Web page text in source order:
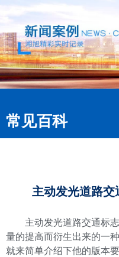
常见百科
主动发光道路
主动发光道路交通标
量的提高而衍生出来的一
就来简单介绍下他的版本要